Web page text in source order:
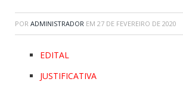
POR ADMINISTRADOR EM 27 DE FEVEREIRO DE 2020
EDITAL
JUSTIFICATIVA